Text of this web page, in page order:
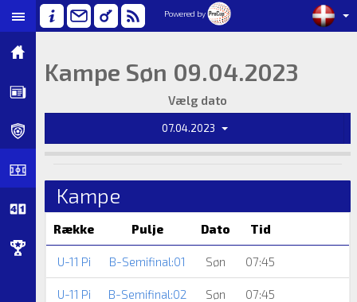
Powered by
Kampe Søn 09.04.2023
Vælg dato
07.04.2023
Kampe
Række Pulje Dato Tid
U-11 Pi B-Semifinal:01 Søn 07:45
U-11 Pi B-Semifinal:02 Søn 07:45